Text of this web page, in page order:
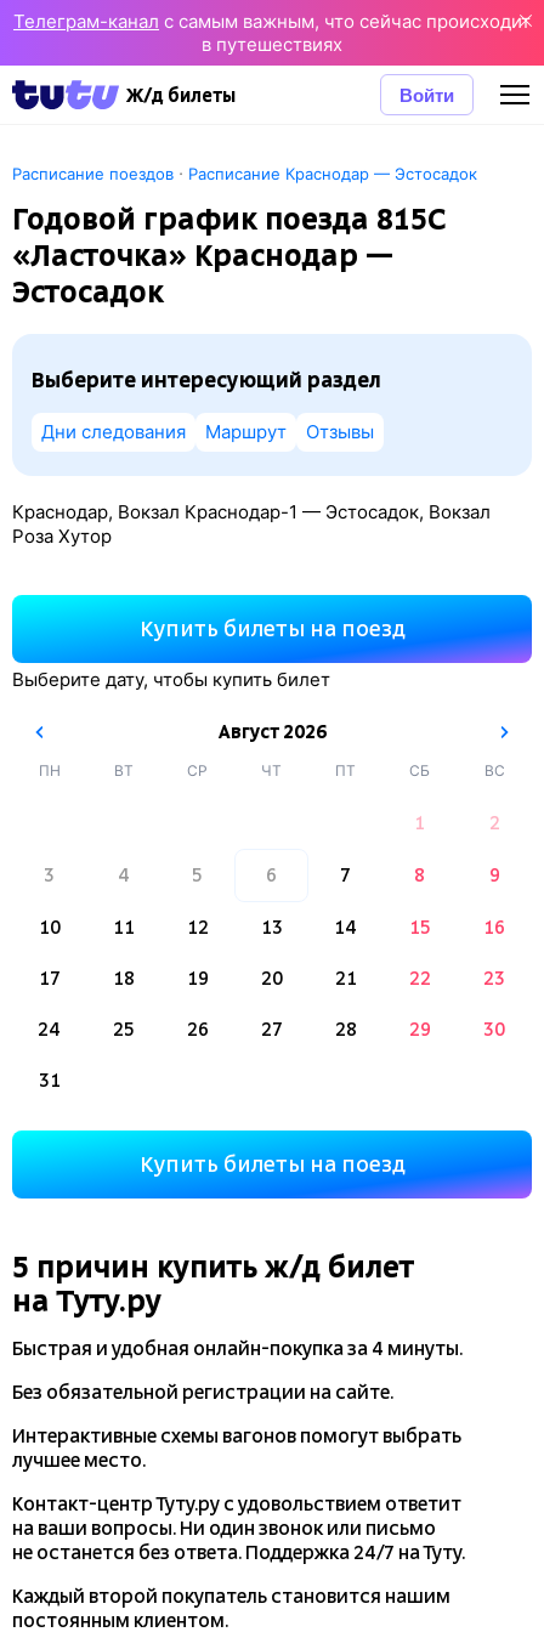
Телеграм-канал с самым важным, что сейчас происходит
в путешествиях
Ж/д билеты Войти
Расписание поездов · Расписание Краснодар — Эстосадок
Годовой график поезда 815С
«Ласточка» Краснодар —
Эстосадок
Выберите интересующий раздел
Дни следования Маршрут Отзывы
Краснодар, Вокзал Краснодар-1 — Эстосадок, Вокзал
Роза Хутор
Купить билеты на поезд
Выберите дату, чтобы купить билет
Август2026
ПН ВТ СР ЧТ ПТ СБ ВС
1 2
3 4 5 6 7 8 9
10 11 12 13 14 15 16
17 18 19 20 21 22 23
24 25 26 27 28 29 30
31
Купить билеты на поезд
5 причин купить ж/д билет
на Туту.ру
Быстрая и удобная онлайн-покупказа 4 минуты.
Без обязательной регистрации на сайте.
Интерактивные схемы вагонов помогут выбрать
лучшее место.
Контакт-центр Туту.ру с удовольствием ответит
на ваши вопросы. Ни один звонок или письмо
не останется без ответа. Поддержка 24/7 на Туту.
Каждый второй покупатель становится нашим
постоянным клиентом.